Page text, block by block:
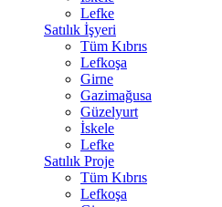
Lefke
Satılık İşyeri
Tüm Kıbrıs
Lefkoşa
Girne
Gazimağusa
Güzelyurt
İskele
Lefke
Satılık Proje
Tüm Kıbrıs
Lefkoşa